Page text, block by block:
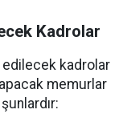
Kadrolar
edilecek kadrolar
memurlar